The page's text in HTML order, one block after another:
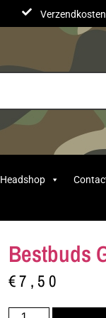
Headshop
Bestbuds
€7,50